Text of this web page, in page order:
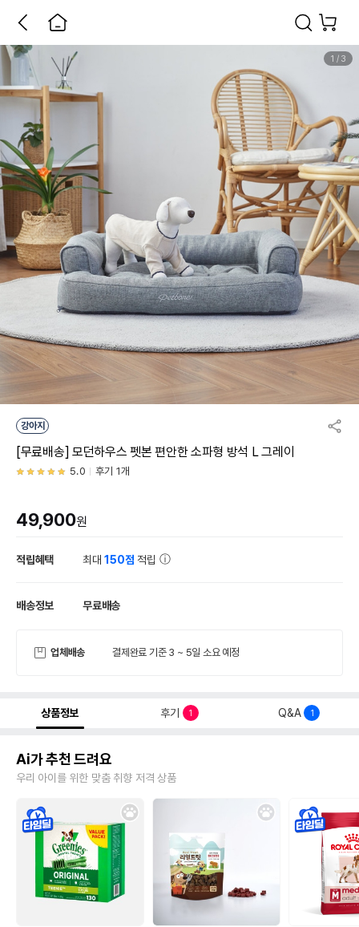
1 / 3
강아지
[무료배송] 모던하우스 펫본 편안한 소파형 방석 L 그레이
5.0 후기 1개
49,900원
적립혜택 최대150점 적립
배송정보 무료배송
업체배송 결제완료 기준 3 ~ 5일 소요 예정
상품정보 후기 1 Q&A 1
Ai가 추천 드려요
우리 아이를 위한 맞춤 취향 저격 상품